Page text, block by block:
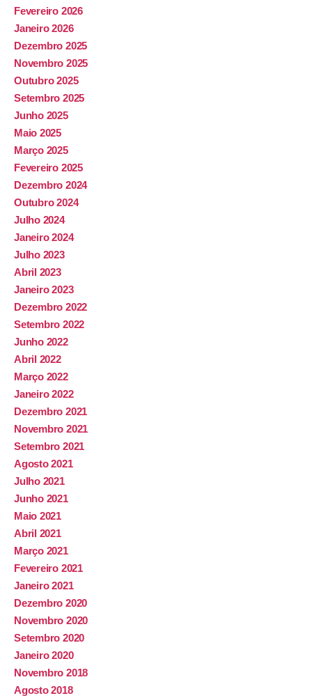
Fevereiro 2026
Janeiro 2026
Dezembro 2025
Novembro 2025
Outubro 2025
Setembro 2025
Junho 2025
Maio 2025
Março 2025
Fevereiro 2025
Dezembro 2024
Outubro 2024
Julho 2024
Janeiro 2024
Julho 2023
Abril 2023
Janeiro 2023
Dezembro 2022
Setembro 2022
Junho 2022
Abril 2022
Março 2022
Janeiro 2022
Dezembro 2021
Novembro 2021
Setembro 2021
Agosto 2021
Julho 2021
Junho 2021
Maio 2021
Abril 2021
Março 2021
Fevereiro 2021
Janeiro 2021
Dezembro 2020
Novembro 2020
Setembro 2020
Janeiro 2020
Novembro 2018
Agosto 2018